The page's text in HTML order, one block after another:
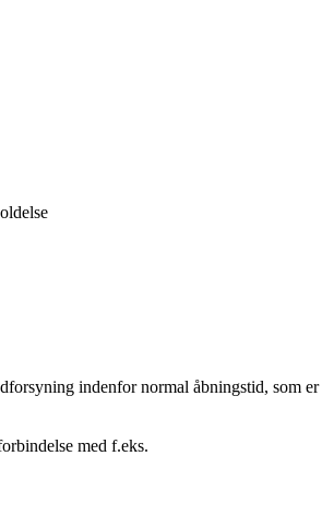
indenfor normal åbningstid, som er
med f.eks.